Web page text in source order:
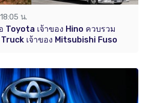
น.
Toyota เจ้าของ Hino ควบรวม
เจ้าของ Mitsubishi Fuso